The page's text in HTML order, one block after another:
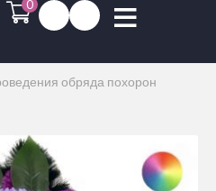
0
обряда похорон